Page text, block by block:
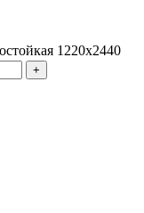
1220х2440